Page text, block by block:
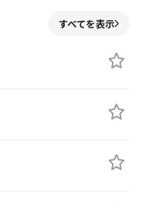
すべてを表示